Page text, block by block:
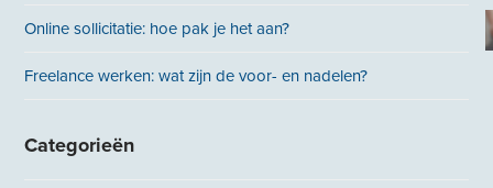
Online sollicitatie: hoe pak je het aan?
Freelance werken: wat zijn de voor- en nadelen?
Categorieën